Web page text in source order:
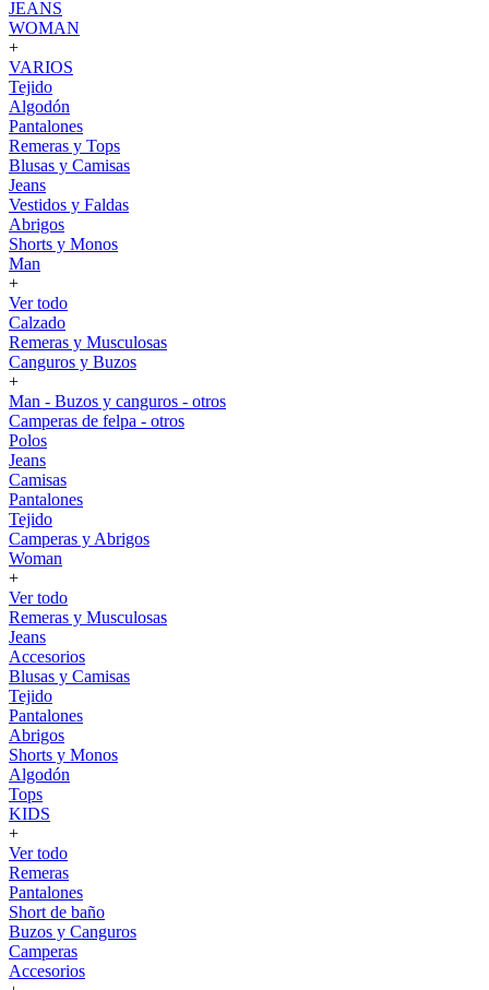
JEANS
WOMAN
+
VARIOS
Tejido
Algodón
Pantalones
Remeras y Tops
Blusas y Camisas
Jeans
Vestidos y Faldas
Abrigos
Shorts y Monos
Man
+
Ver todo
Calzado
Remeras y Musculosas
Canguros y Buzos
+
Man - Buzos y canguros - otros
Camperas de felpa - otros
Polos
Jeans
Camisas
Pantalones
Tejido
Camperas y Abrigos
Woman
+
Ver todo
Remeras y Musculosas
Jeans
Accesorios
Blusas y Camisas
Tejido
Pantalones
Abrigos
Shorts y Monos
Algodón
Tops
KIDS
+
Ver todo
Remeras
Pantalones
Short de baño
Buzos y Canguros
Camperas
Accesorios